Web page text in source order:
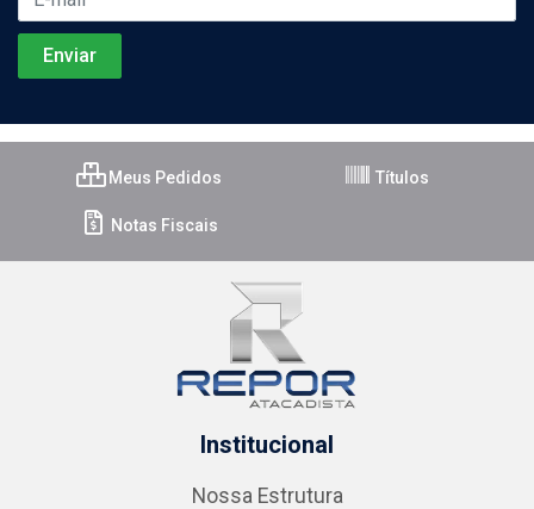
Meus Pedidos Títulos
Notas Fiscais
Institucional
Nossa Estrutura